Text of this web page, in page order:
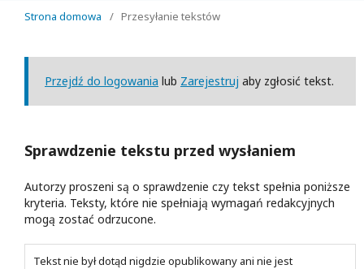
Strona domowa / Przesyłanie tekstów
Przejdź do logowania lub Zarejestruj aby zgłosić tekst.
Sprawdzenie tekstu przed wysłaniem
Autorzy proszeni są o sprawdzenie czy tekst spełnia poniższe
kryteria. Teksty, które nie spełniają wymagań redakcyjnych
mogą zostać odrzucone.
Tekst nie był dotąd nigdzie opublikowany ani nie jest